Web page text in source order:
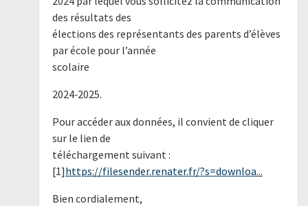
des résultats des
élections des représentants des parents d’élèves
par école pour l’année
scolaire
2024‐2025.
Pour accéder aux données, il convient de cliquer
sur le lien de
téléchargement suivant :
[1]https://filesender.renater.fr/?s=downloa...
Bien cordialement,